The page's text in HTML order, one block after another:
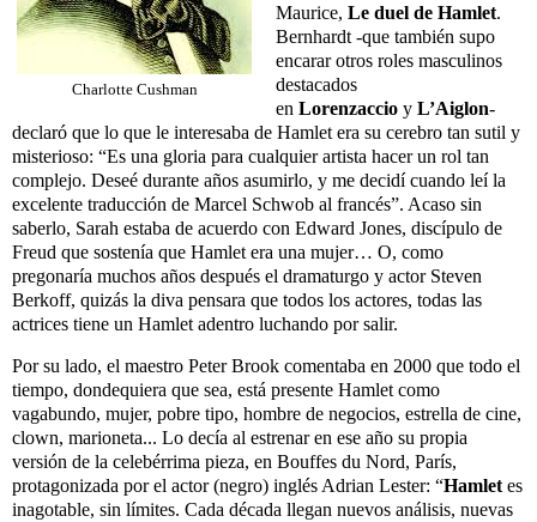
Charlotte Cushman
Maurice, Le duel de Hamlet.
Bernhardt -que también supo
encarar otros roles masculinos
destacados
en Lorenzaccio y L’Aiglon-
declaró que lo que le interesaba de Hamlet era su cerebro tan sutil y
misterioso: “Es una gloria para cualquier artista hacer un rol tan
complejo. Deseé durante años asumirlo, y me decidí cuando leí la
excelente traducción de Marcel Schwob al francés”. Acaso sin
saberlo, Sarah estaba de acuerdo con Edward Jones, discípulo de
Freud que sostenía que Hamlet era una mujer… O, como
pregonaría muchos años después el dramaturgo y actor Steven
Berkoff, quizás la diva pensara que todos los actores, todas las
actrices tiene un Hamlet adentro luchando por salir.
Por su lado, el maestro Peter Brook comentaba en 2000 que todo el
tiempo, dondequiera que sea, está presente Hamlet como
vagabundo, mujer, pobre tipo, hombre de negocios, estrella de cine,
clown, marioneta... Lo decía al estrenar en ese año su propia
versión de la celebérrima pieza, en Bouffes du Nord, París,
protagonizada por el actor (negro) inglés Adrian Lester: “Hamletes
inagotable, sin límites. Cada década llegan nuevos análisis, nuevas